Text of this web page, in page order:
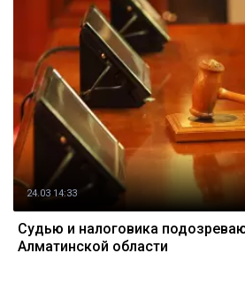
24.03 14:33
Судью и налоговика
Алматинской области